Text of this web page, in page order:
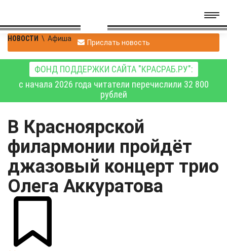
НОВОСТИ \ Афиша Прислать новость
ФОНД ПОДДЕРЖКИ САЙТА "КРАСРАБ.РУ":
с начала 2026 года читатели перечислили 32 800
рублей
В Красноярской
филармонии пройдёт
джазовый концерт трио
Олега Аккуратова